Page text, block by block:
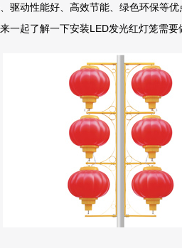
驱动性能好、高效节能、绿色环保等
一起了解一下安装LED发光红灯笼需要